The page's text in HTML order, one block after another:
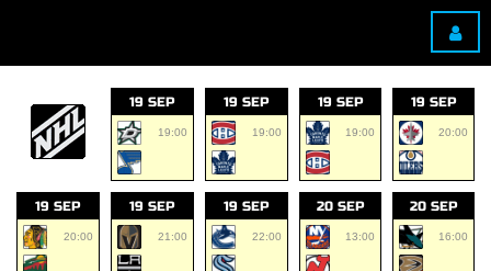
19 SEP
19:00
19 SEP
19:00
19 SEP
19:00
19 SEP
20:00
19 SEP
20:00
19 SEP
21:00
19 SEP
22:00
20 SEP
13:00
20 SEP
16:00